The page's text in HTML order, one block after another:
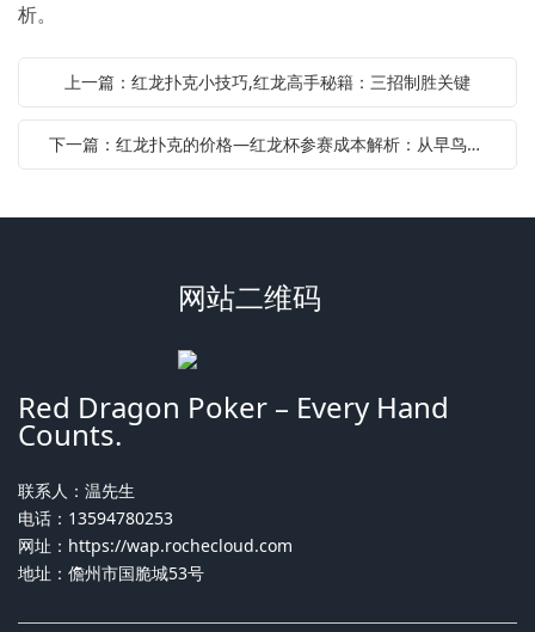
析。
上一篇：红龙扑克小技巧,红龙高手秘籍：三招制胜关键
下一篇：红龙扑克的价格—红龙杯参赛成本解析：从早鸟优惠到豪客套餐的完整预算指南
网站二维码
Red Dragon Poker – Every Hand
Counts.
联系人：温先生
电话：13594780253
网址： https://wap.rochecloud.com
地址：儋州市国脆城53号